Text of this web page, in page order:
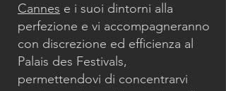
Cannes e i suoi dintorni alla
perfezione e vi accompagneranno
con discrezione ed efficienza al
Palais des Festivals,
permettendovi di concentrarvi